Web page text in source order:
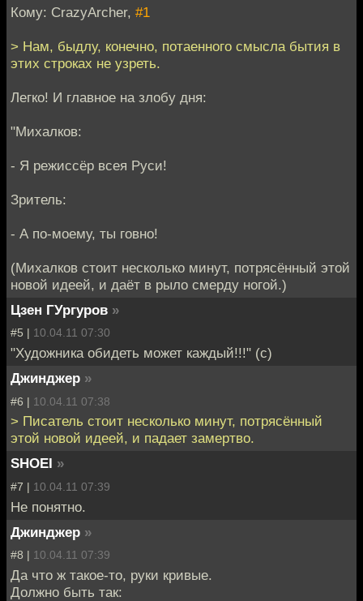
Кому: CrazyArcher, #1
> Нам, быдлу, конечно, потаенного смысла бытия в
этих строках не узреть.
Легко! И главное на злобу дня:
"Михалков:
- Я режиссёр всея Руси!
Зритель:
- А по-моему, ты говно!
(Михалков стоит несколько минут, потрясённый этой
новой идеей, и даёт в рыло смерду ногой.)
Цзен ГУргуров »
#5 | 10.04.11 07:30
"Художника обидеть может каждый!!!" (с)
Джинджер »
#6 | 10.04.11 07:38
> Писатель стоит несколько минут, потрясённый
этой новой идеей, и падает замертво.
SHOEI »
#7 | 10.04.11 07:39
Не понятно.
Джинджер »
#8 | 10.04.11 07:39
Да что ж такое-то, руки кривые.
Должно быть так: